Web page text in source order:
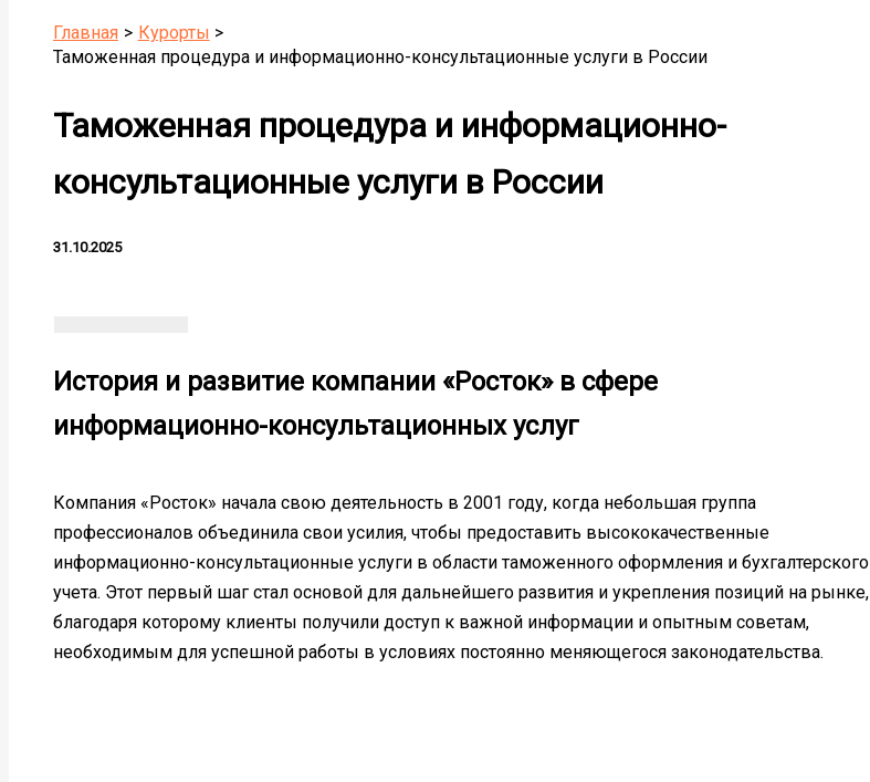
Главная
Курорты
Таможенная процедура и информационно-консультационные услуги в России
Таможенная процедура и информационно-
консультационные услуги в России
31.10.2025
История и развитие компании «Росток» в сфере
информационно-консультационных услуг
Компания «Росток» начала свою деятельность в 2001 году, когда небольшая группа
профессионалов объединила свои усилия, чтобы предоставить высококачественные
информационно-консультационные услуги в области таможенного оформления и бухгалтерского
учета. Этот первый шаг стал основой для дальнейшего развития и укрепления позиций на рынке,
благодаря которому клиенты получили доступ к важной информации и опытным советам,
необходимым для успешной работы в условиях постоянно меняющегося законодательства.